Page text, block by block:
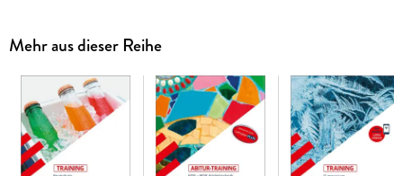
Mathematik-Abitur ab 2019
und Merkregeln
Vorgerechnete
Beispielaufgaben zu jedem Lernabschnitt
Zahlreiche erprobte
Übungs- und Anwendungsaufgaben
mit ausführlichen, kommentierten
Lösungen
Mehr aus dieser Reihe